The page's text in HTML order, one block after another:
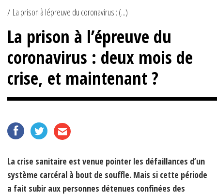
La prison à lépreuve du coronavirus : (...)
La prison à l’épreuve du
coronavirus : deux mois de
crise, et maintenant ?
La crise sanitaire est venue pointer les défaillances d’un
système carcéral à bout de souffle. Mais si cette période
a fait subir aux personnes détenues confinées des